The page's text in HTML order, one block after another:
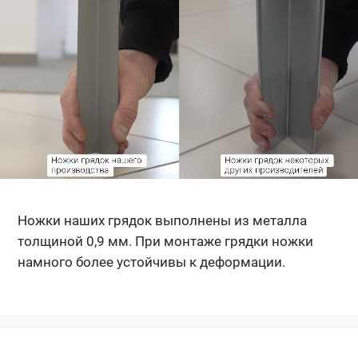
Ножки наших грядок выполнены из металла
толщиной 0,9 мм. При монтаже грядки ножки
намного более устойчивы к деформации.